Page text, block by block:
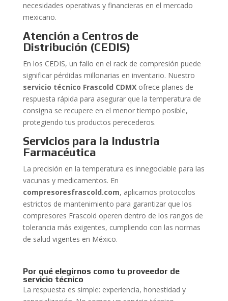
necesidades operativas y financieras en el mercado
mexicano.
Atención a Centros de
Distribución (CEDIS)
En los CEDIS, un fallo en el rack de compresión puede
significar pérdidas millonarias en inventario. Nuestro
servicio técnico Frascold CDMXofrece planes de
respuesta rápida para asegurar que la temperatura de
consigna se recupere en el menor tiempo posible,
protegiendo tus productos perecederos.
Servicios para la Industria
Farmacéutica
La precisión en la temperatura es innegociable para las
vacunas y medicamentos. En
compresoresfrascold.com, aplicamos protocolos
estrictos de mantenimiento para garantizar que los
compresores Frascold operen dentro de los rangos de
tolerancia más exigentes, cumpliendo con las normas
de salud vigentes en México.
Por qué elegirnos como tu proveedor de
servicio técnico
La respuesta es simple: experiencia, honestidad y